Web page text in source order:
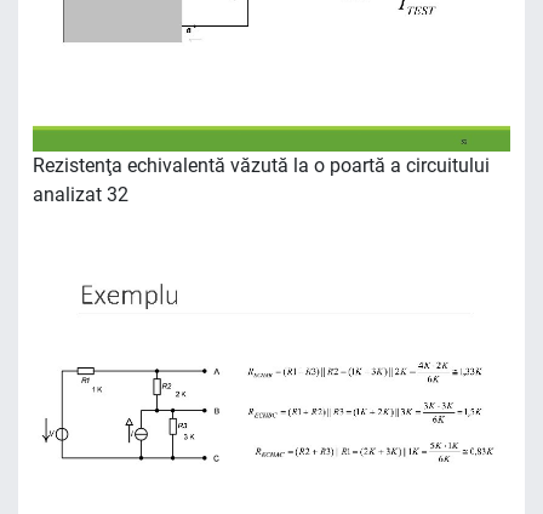
Rezistenţa echivalentă văzută la o poartă a circuitului
analizat 32